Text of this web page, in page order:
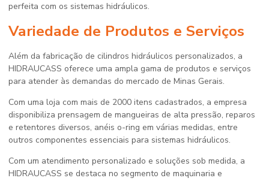
perfeita com os sistemas hidráulicos.
Variedade de Produtos e Serviços
Além da fabricação de cilindros hidráulicos personalizados, a
HIDRAUCASS oferece uma ampla gama de produtos e serviços
para atender às demandas do mercado de Minas Gerais.
Com uma loja com mais de 2000 itens cadastrados, a empresa
disponibiliza prensagem de mangueiras de alta pressão, reparos
e retentores diversos, anéis o-ring em várias medidas, entre
outros componentes essenciais para sistemas hidráulicos.
Com um atendimento personalizado e soluções sob medida, a
HIDRAUCASS se destaca no segmento de maquinaria e